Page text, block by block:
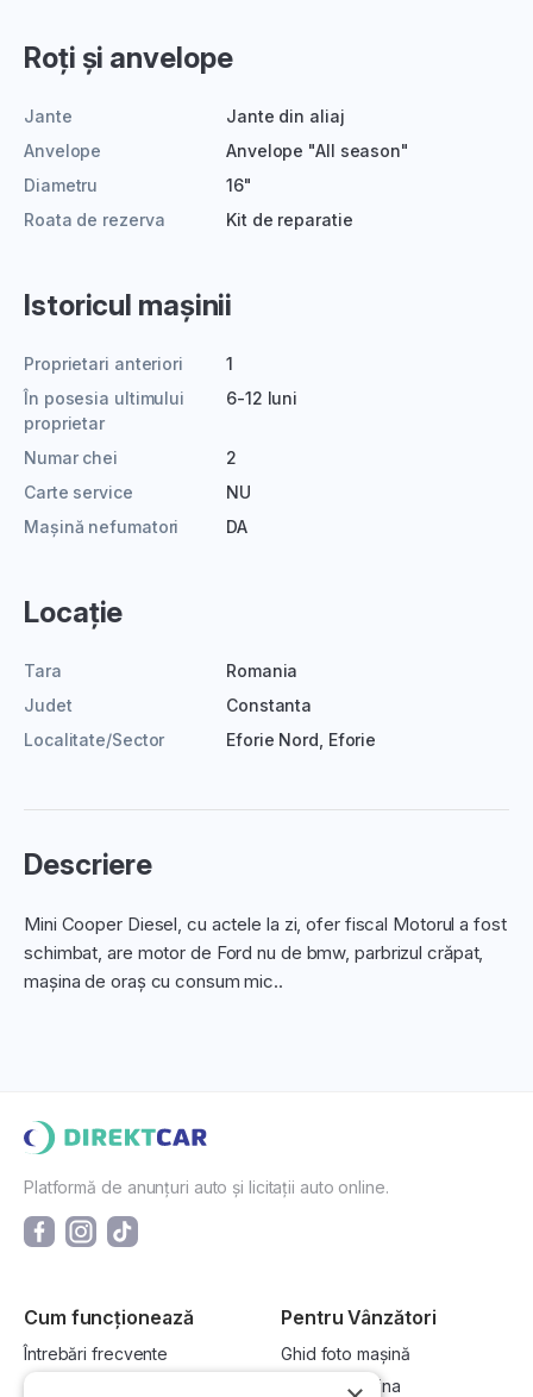
Roți și anvelope
Jante
Jante din aliaj
Anvelope
Anvelope "All season"
Diametru
16"
Roata de rezerva
Kit de reparatie
Istoricul mașinii
Proprietari anteriori
1
În posesia ultimului
proprietar
6-12 luni
Numar chei
2
Carte service
NU
Mașină nefumatori
DA
Locație
Tara
Romania
Judet
Constanta
Localitate/Sector
Eforie Nord, Eforie
Descriere
Mini Cooper Diesel, cu actele la zi, ofer fiscal Motorul a fost
schimbat, are motor de Ford nu de bmw, parbrizul crăpat,
mașina de oraș cu consum mic..
Platformă de anunțuri auto și licitații auto online.
Cum funcționează
Întrebări frecvente
Pentru Vânzători
Ghid foto mașină
Vinde-ți mașina